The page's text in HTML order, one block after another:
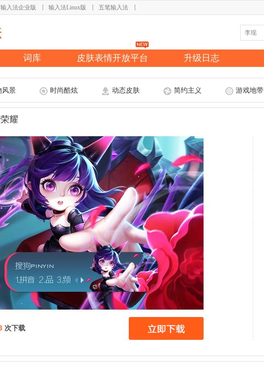
输入法企业版 输入法Linux版 五笔输入法
词库 皮肤表情开放平台 升级日志
风景 时尚酷炫 动态皮肤 简约主义 游戏地带
耀
次下载